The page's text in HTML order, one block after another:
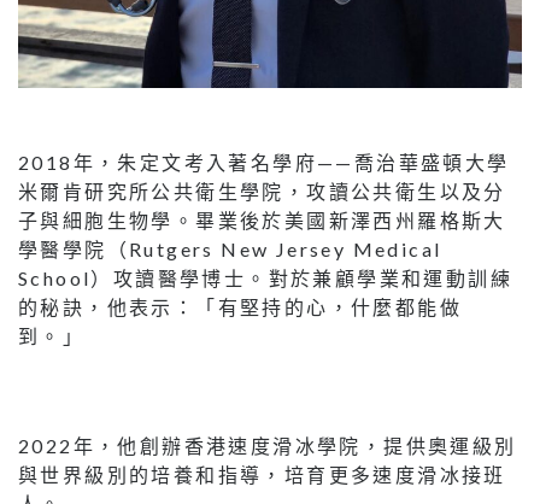
2018年，朱定文考入著名學府——喬治華盛頓大學
米爾肯研究所公共衛生學院，攻讀公共衛生以及分
子與細胞生物學。畢業後於美國新澤西州羅格斯大
學醫學院（Rutgers New Jersey Medical
School）攻讀醫學博士。對於兼顧學業和運動訓練
的秘訣，他表示：「有堅持的心，什麼都能做
到。」
2022年，他創辦香港速度滑冰學院，提供奧運級別
與世界級別的培養和指導，培育更多速度滑冰接班